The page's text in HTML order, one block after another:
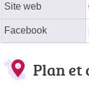
Site web
Facebook
Plan et